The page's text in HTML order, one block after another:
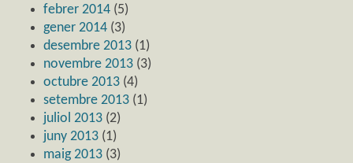
febrer 2014 (5)
gener 2014 (3)
desembre 2013 (1)
novembre 2013 (3)
octubre 2013 (4)
setembre 2013 (1)
juliol 2013 (2)
juny 2013 (1)
maig 2013 (3)